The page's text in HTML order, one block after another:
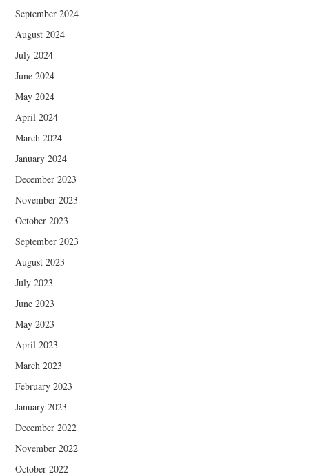
September 2024
August 2024
July 2024
June 2024
May 2024
April 2024
March 2024
January 2024
December 2023
November 2023
October 2023
September 2023
August 2023
July 2023
June 2023
May 2023
April 2023
March 2023
February 2023
January 2023
December 2022
November 2022
October 2022